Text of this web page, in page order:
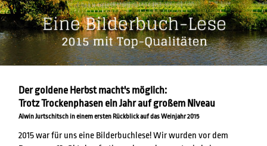
Der goldene Herbst macht's möglich:
Trotz Trockenphasen ein Jahr auf großem Niveau
Alwin Jurtschitsch in einem ersten Rückblick auf das Weinjahr 2015
2015 war für uns eine Bilderbuchlese! Wir wurden vor dem